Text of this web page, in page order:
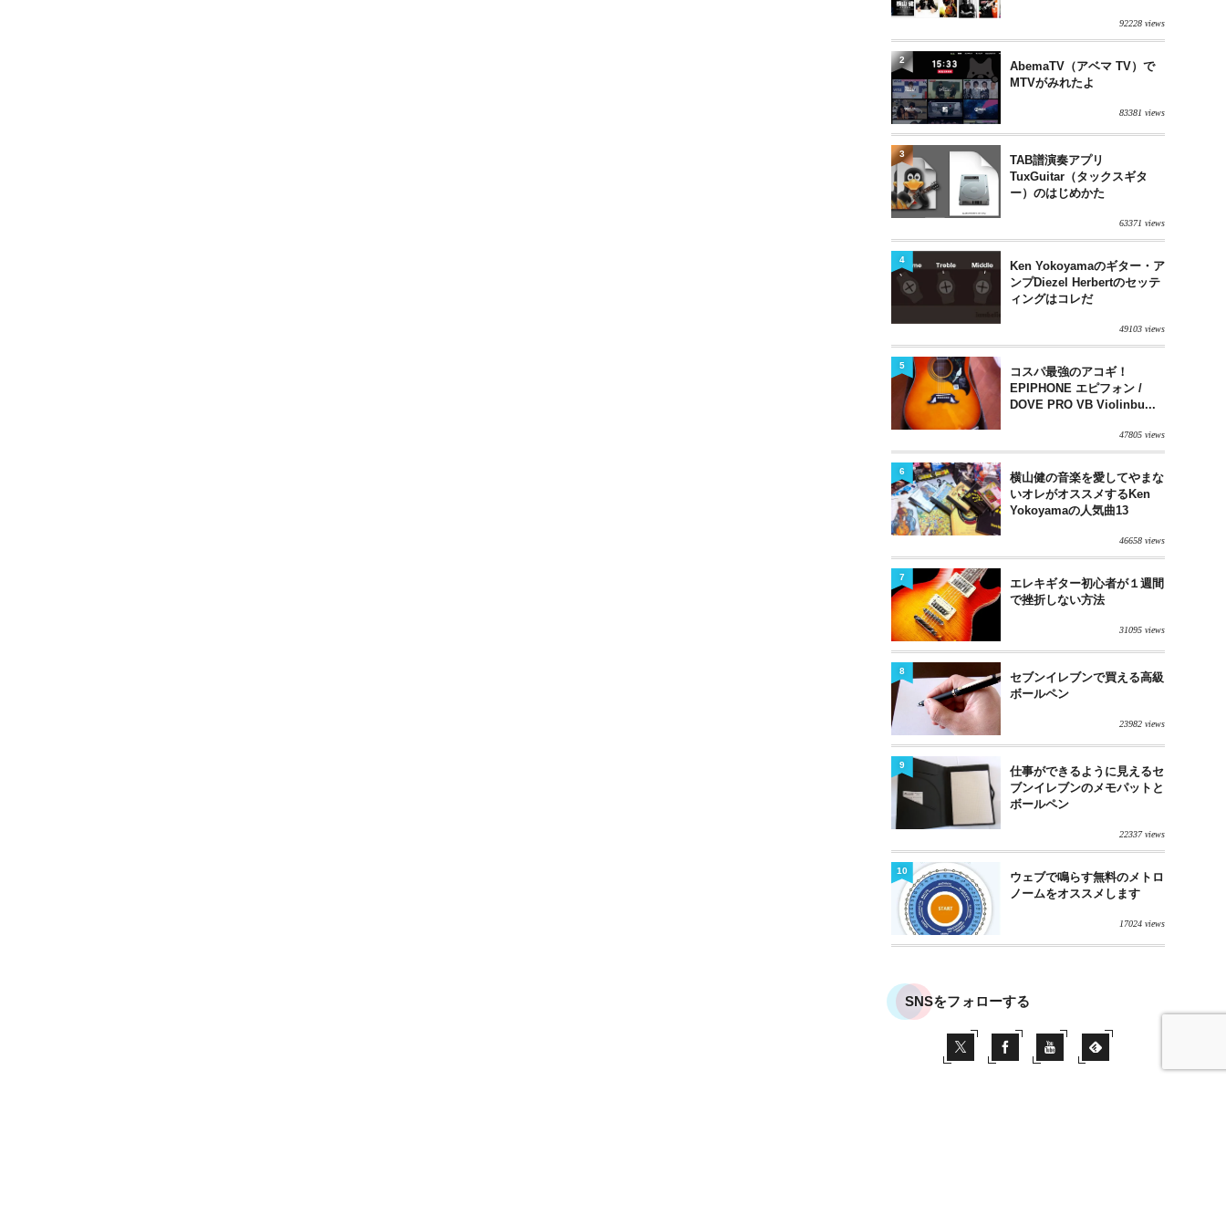
92228 views
AbemaTV（アベマ TV）で
MTVがみれたよ
83381 views
2
TAB譜演奏アプリ
TuxGuitar（タックスギタ
ー）のはじめかた
63371 views
3
Ken Yokoyamaのギター・ア
ンプDiezel Herbertのセッテ
ィングはコレだ
49103 views
4
コスパ最強のアコギ！
EPIPHONE エピフォン /
DOVE PRO VB Violinbu...
47805 views
5
横山健の音楽を愛してやまな
いオレがオススメするKen
Yokoyamaの人気曲13
46658 views
6
エレキギター初心者が１週間
で挫折しない方法
31095 views
7
セブンイレブンで買える高級
ボールペン
23982 views
8
仕事ができるように見えるセ
ブンイレブンのメモパットと
ボールペン
22337 views
9
ウェブで鳴らす無料のメトロ
ノームをオススメします
17024 views
10
SNSをフォローする